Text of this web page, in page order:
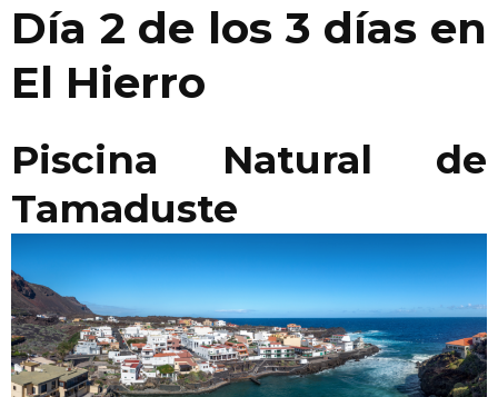
Día 2 de los 3 días en
El Hierro
Piscina Natural de
Tamaduste